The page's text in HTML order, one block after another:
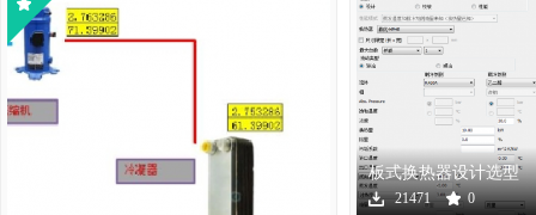
制
板式换热器设计选型
软件下载
21471 0